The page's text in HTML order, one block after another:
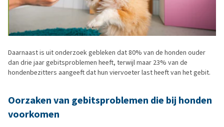
Daarnaast is uit onderzoek gebleken dat 80% van de honden ouder
dan drie jaar gebitsproblemen heeft, terwijl maar 23% van de
hondenbezitters aangeeft dat hun viervoeter last heeft van het gebit.
Oorzaken van gebitsproblemen die bij honden
voorkomen